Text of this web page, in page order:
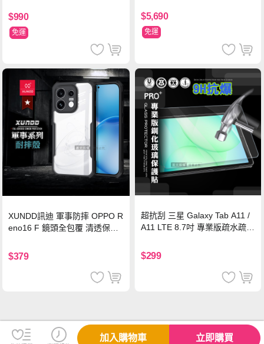
$990
免運
$5,690
免運
XUNDD訊迪 軍事防摔 OPPO R
eno16 F 鏡頭全包覆 清透保護
$379
超抗刮 三星 Galaxy Tab A11 /
A11 LTE 8.7吋 專業版疏水疏油
$299
加入購物車 立即購買